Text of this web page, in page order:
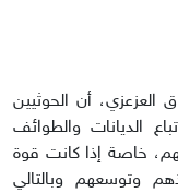
العزعزي، أن الحوثيين
الديانات والطوائف
خاصة إذا كانت قوة
وتوسعهم وبالتالي